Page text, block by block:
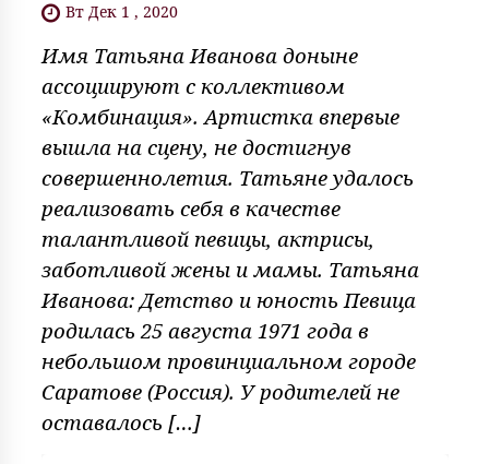
Вт Дек 1 , 2020
Имя Татьяна Иванова доныне
ассоциируют с коллективом
«Комбинация». Артистка впервые
вышла на сцену, не достигнув
совершеннолетия. Татьяне удалось
реализовать себя в качестве
талантливой певицы, актрисы,
заботливой жены и мамы. Татьяна
Иванова: Детство и юность Певица
родилась 25 августа 1971 года в
небольшом провинциальном городе
Саратове (Россия). У родителей не
оставалось […]